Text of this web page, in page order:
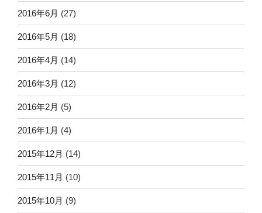
2016年6月 (27)
2016年5月 (18)
2016年4月 (14)
2016年3月 (12)
2016年2月 (5)
2016年1月 (4)
2015年12月 (14)
2015年11月 (10)
2015年10月 (9)